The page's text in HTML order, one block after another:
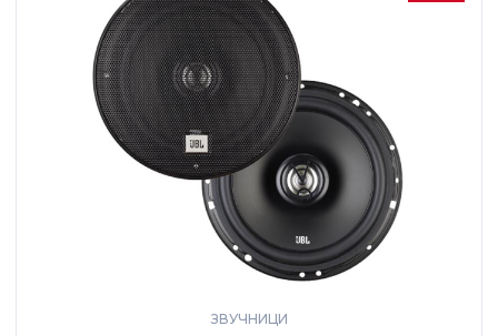
ЗВУЧНИЦИ